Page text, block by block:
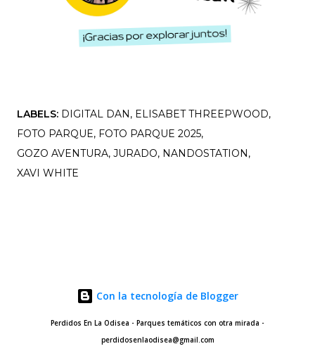
LABELS: DIGITAL DAN
ELISABET THREEPWOOD
FOTO PARQUE
FOTO PARQUE 2025
GOZO AVENTURA JURADO
NANDOSTATION
XAVI WHITE
Con la tecnología de Blogger
Perdidos En La Odisea - Parques temáticos con otra mirada -
perdidosenlaodisea@gmail.com